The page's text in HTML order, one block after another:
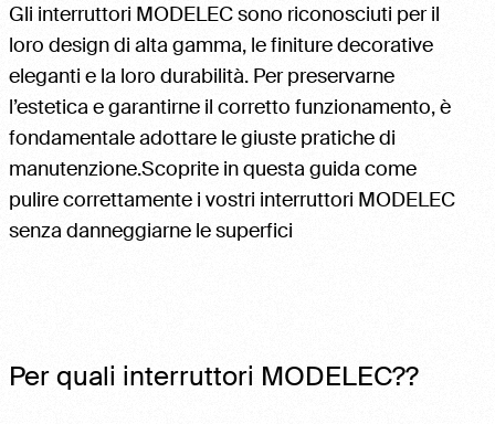
Gli interruttori MODELEC sono riconosciuti per il
loro design di alta gamma, le finiture decorative
eleganti e la loro durabilità. Per preservarne
l’estetica e garantirne il corretto funzionamento, è
fondamentale adottare le giuste pratiche di
manutenzione.Scoprite in questa guida come
pulire correttamente i vostri interruttori MODELEC
senza danneggiarne le superfici
Per quali interruttori MODELEC??